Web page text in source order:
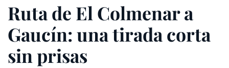
Ruta de El Colmenar a
Gaucín: una tirada corta
sin prisas